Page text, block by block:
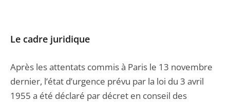
Le cadre juridique
Après les attentats commis à Paris le 13 novembre
dernier, l’état d’urgence prévu par la loi du 3 avril
1955 a été déclaré par décret en conseil des